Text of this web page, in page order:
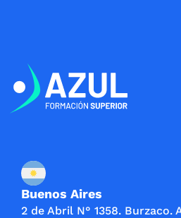
Buenos Aires
2 de Abril N° 1358. Burzaco.